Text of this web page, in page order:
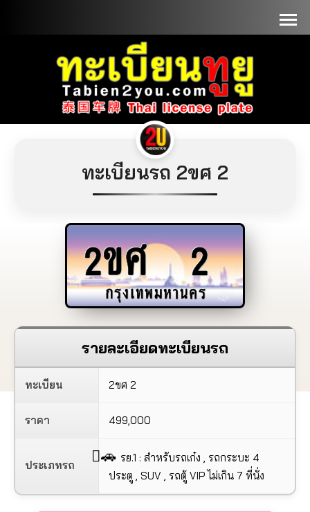
ทะเบียนรถ 2ขศ 2
2ขศ 2
กรุงเทพมหานคร
รายละเอียดทะเบียนรถ
ทะเบียน 2ขศ 2
ราคา 499,000
ประเภทรถ
🚗 รย.1 : สำหรับรถเก๋ง , รถกระบะ 4
ประตู , SUV , รถตู้ VIP ไม่เกิน 7 ที่นั่ง